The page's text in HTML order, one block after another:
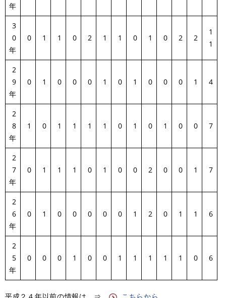
年
3
0
年
0 1 1 0 2 1 1 0 1 0 2 2
1
1
2
9
年
0 1 0 0 0 1 0 1 0 0 0 1 4
2
8
年
1 0 1 1 1 1 0 1 0 1 0 0 7
2
7
年
0 1 1 1 0 1 0 0 2 0 0 1 7
2
6
年
0 1 0 0 0 0 0 1 2 0 1 1 6
2
5
年
0 0 0 1 0 0 1 1 1 1 1 0 6